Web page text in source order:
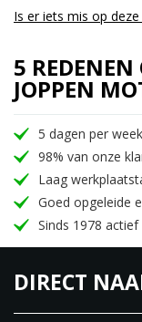
Is er iets mis op deze
5
JOPPEN
5 dagen per
98% van onze
Laag
Goed opgeleide
Sinds 1978
DIRECT